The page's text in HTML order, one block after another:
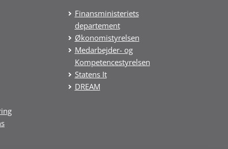
Finansministeriets
departement
Økonomistyrelsen
Medarbejder- og
Kompetencestyrelsen
Statens It
DREAM